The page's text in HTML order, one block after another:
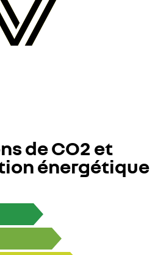
de CO2 et
énergétique